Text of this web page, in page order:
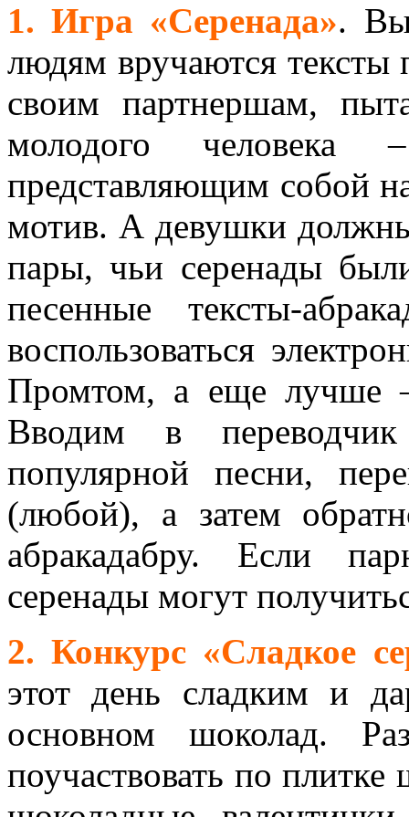
1. Игра «Серенада».
людям вручаются
своим партнершам,
молодого человека
представляющим собой
мотив. А девушки
пары, чьи серенады
песенные тексты-
воспользоваться
Промтом, а еще лучше
Вводим в
популярной песни,
(любой), а затем
абракадабру. Если
серенады могут
2. Конкурс «Сладкое
этот день сладким и
основном шоколад.
поучаствовать по плитке